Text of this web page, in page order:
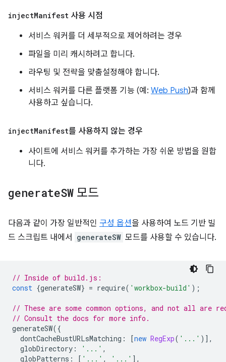
injectManifest 사용 시점
서비스 워커를 더 세부적으로 제어하려는 경우
파일을 미리 캐시하려고 합니다.
라우팅 및 전략을 맞춤설정해야 합니다.
서비스 워커를 다른 플랫폼 기능 (예: Web Push)과 함께
사용하고 싶습니다.
injectManifest를 사용하지 않는 경우
사이트에 서비스 워커를 추가하는 가장 쉬운 방법을 원합
니다.
generateSW 모드
다음과 같이 가장 일반적인 구성 옵션을 사용하여 노드 기반 빌
드 스크립트 내에서
generateSW 모드를 사용할 수 있습니다.
// Inside of build.js:
const {generateSW} = require( 'workbox-build' );
// These are some common options, and not all are
// Consult the docs for more info.
generateSW({
dontCacheBustURLsMatching : [new RegExp( '...' )],
globDirectory : '...' ,
globPatterns : [ '...' , '...' ],